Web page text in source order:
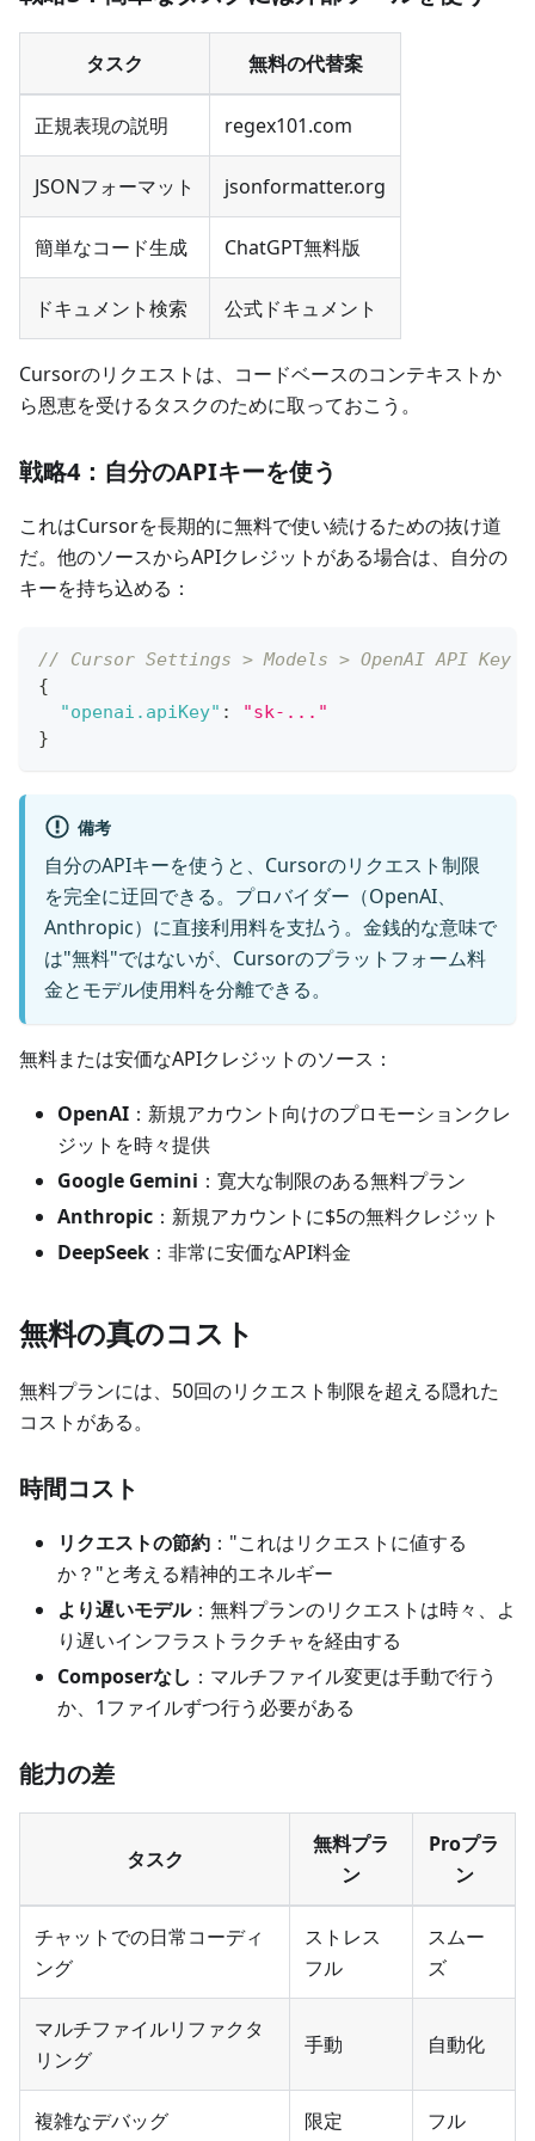
タスク 無料の代替案
正規表現の説明 regex101.com
JSONフォーマット jsonformatter.org
簡単なコード生成 ChatGPT無料版
ドキュメント検索 公式ドキュメント
Cursorのリクエストは、コードベースのコンテキストか
ら恩恵を受けるタスクのために取っておこう。
戦略4：自分のAPIキーを使う
これはCursorを長期的に無料で使い続けるための抜け道
だ。他のソースからAPIクレジットがある場合は、自分の
キーを持ち込める：
// Cursor Settings > Models > OpenAI API Key
{
"openai.apiKey" :
"sk-..."
}
備考
自分のAPIキーを使うと、Cursorのリクエスト制限
を完全に迂回できる。プロバイダー（OpenAI、
Anthropic）に直接利用料を支払う。金銭的な意味で
は"無料"ではないが、Cursorのプラットフォーム料
金とモデル使用料を分離できる。
無料または安価なAPIクレジットのソース：
OpenAI ：新規アカウント向けのプロモーションクレ
ジットを時々提供
Google Gemini ：寛大な制限のある無料プラン
Anthropic ：新規アカウントに$5の無料クレジット
DeepSeek ：非常に安価なAPI料金
無料の真のコスト
無料プランには、50回のリクエスト制限を超える隠れた
コストがある。
時間コスト
リクエストの節約 ："これはリクエストに値する
か？"と考える精神的エネルギー
より遅いモデル：無料プランのリクエストは時々、よ
り遅いインフラストラクチャを経由する
Composerなし ：マルチファイル変更は手動で行う
か、1ファイルずつ行う必要がある
能力の差
タスク
無料プラ
ン
Proプラ
ン
チャットでの日常コーディ
ング
ストレス
フル
スムー
ズ
マルチファイルリファクタ
リング
手動 自動化
複雑なデバッグ 限定 フル